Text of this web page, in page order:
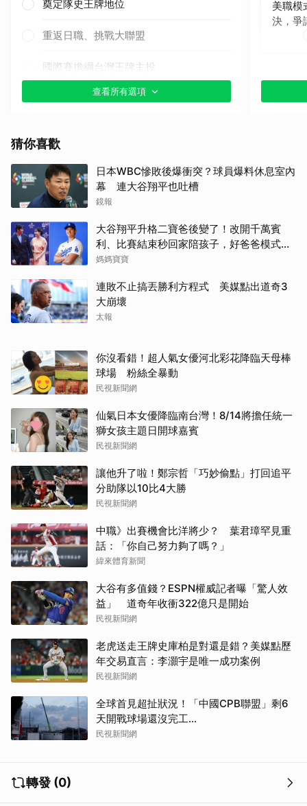
奠定隊史王牌地位
重返日職、挑戰大聯盟
國際賽擔綱台灣王牌主投
其他（歡迎貼文分享）
查看所有選項
美職模
決，爭
猜你喜歡
日本WBC慘敗後爆衝突？球員爆料休息室內
幕 連大谷翔平也吐槽
鏡報
大谷翔平升格二寶爸後變了！改開千萬賓
利、比賽結束秒回家陪孩子，好爸爸模式全
開
媽媽寶寶
連敗不止搞丟勝利方程式 美媒點出道奇3
大崩壞
太報
你沒看錯！超人氣女優河北彩花降臨天母棒
球場 粉絲全暴動
民視新聞網
仙氣日本女優降臨南台灣！8/14將擔任統一
獅女孩主題日開球嘉賓
民視新聞網
讓他升了啦！鄭宗哲「巧妙偷點」打回追平
分助隊以10比4大勝
民視新聞網
中職》出賽機會比洋將少？ 葉君璋罕見重
話：「你自己努力夠了嗎？」
緯來體育新聞
大谷有多值錢？ESPN權威記者曝「驚人效
益」 道奇年收衝322億只是開始
民視新聞網
老虎送走王牌史庫柏是對還是錯？美媒點歷
年交易直言：李灝宇是唯一成功案例
民視新聞網
全球首見超扯狀況！「中國CPB聯盟」剩6
天開戰球場還沒完工...
民視新聞網
轉發 (0)